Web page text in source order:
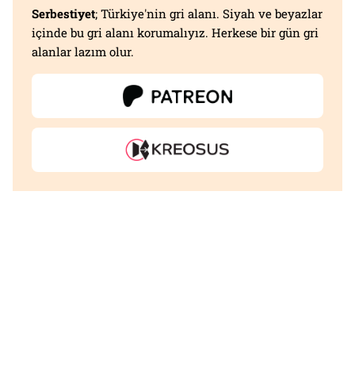
Serbestiyet; Türkiye'nin gri alanı. Siyah ve beyazlar
içinde bu gri alanı korumalıyız. Herkese bir gün gri
alanlar lazım olur.